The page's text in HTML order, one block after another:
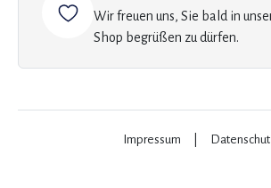
Wir freuen uns, Sie bald in
Shop begrüßen zu dürfen.
Impressum